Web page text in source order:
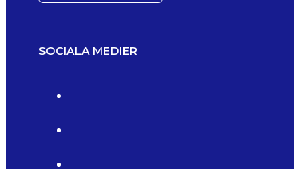
SOCIALA MEDIER